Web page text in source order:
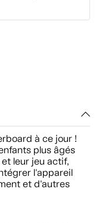
à ce jour !
plus âgés
leur jeu actif,
l'appareil
et d'autres